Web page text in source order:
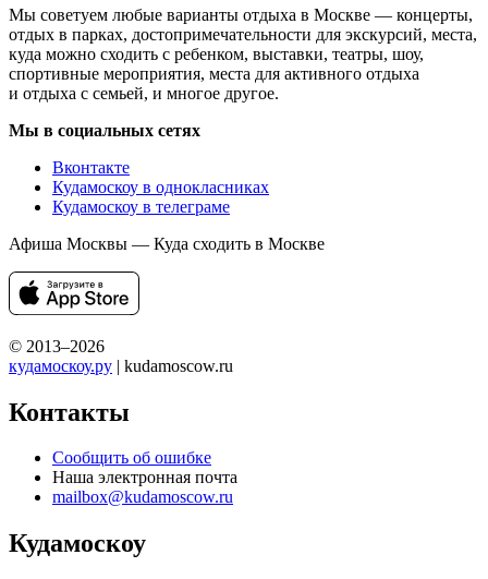
Мы советуем любые варианты отдыха в Москве — концерты,
отдых в парках, достопримечательности для экскурсий, места,
куда можно сходить с ребенком, выставки, театры, шоу,
спортивные мероприятия, места для активного отдыха
и отдыха с семьей, и многое другое.
Мы в социальных сетях
Вконтакте
Кудамоскоу в однокласниках
Кудамоскоу в телеграме
Афиша Москвы — Куда сходить в Москве
© 2013–2026
кудамоскоу.ру | kudamoscow.ru
Контакты
Сообщить об ошибке
Наша электронная почта
mailbox@kudamoscow.ru
Кудамоскоу